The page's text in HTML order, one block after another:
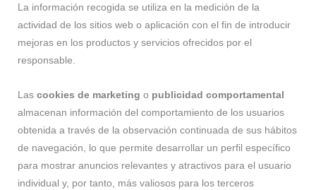
La información recogida se utiliza en la medición de la
actividad de los sitios web o aplicación con el fin de introducir
mejoras en los productos y servicios ofrecidos por el
responsable.
Las cookies de marketing o publicidad comportamental
almacenan información del comportamiento de los usuarios
obtenida a través de la observación continuada de sus hábitos
de navegación, lo que permite desarrollar un perfil específico
para mostrar anuncios relevantes y atractivos para el usuario
individual y, por tanto, más valiosos para los terceros